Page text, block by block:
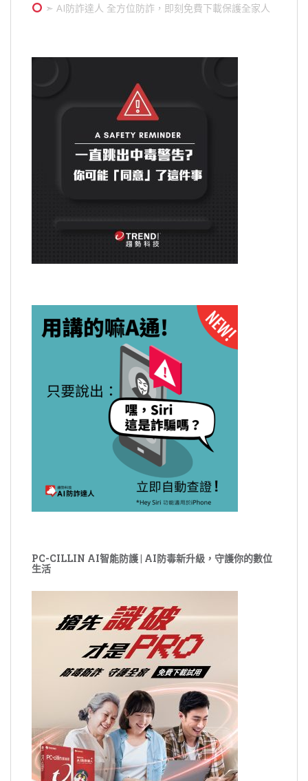
➣ AI防詐達人 全方位防詐，即刻免費下載保護全家人
PC-CILLIN AI智能防護 | AI防毒新升級，守護你的數位
生活